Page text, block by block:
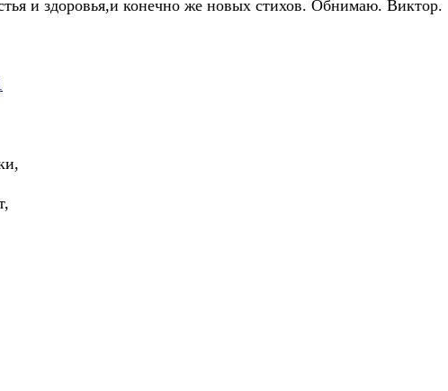
и здоровья,и конечно же новых стихов. Обнимаю. Виктор.